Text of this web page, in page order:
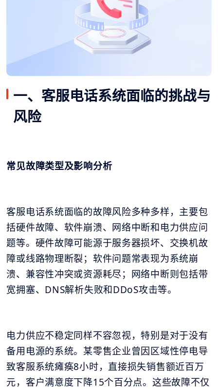
一、客服电话系统面临的挑战与
风险
常见故障类型及影响分析
客服电话系统面临的故障风险多种多样，主要包
括硬件故障、软件崩溃、网络中断和电力供应问
题等。硬件故障可能源于服务器损坏、交换机故
障或线路物理断裂；软件问题常表现为系统崩
溃、兼容性冲突或资源耗尽；网络中断则包括带
宽拥塞、DNS解析失败和DDoS攻击等。
电力供应不稳定同样不容忽视，特别是对于没有
备用电源的系统。某零售企业曾因区域性停电导
致客服系统瘫痪8小时，直接损失销售额近百万
元，客户满意度下降15个百分点。这些故障不仅